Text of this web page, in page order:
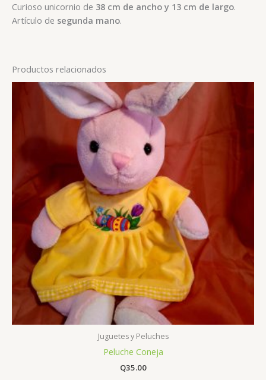
Curioso unicornio de 38 cm de ancho y 13 cm de largo.
Artículo de segunda mano.
Productos relacionados
Juguetes y Peluches
Peluche Coneja
Q35.00